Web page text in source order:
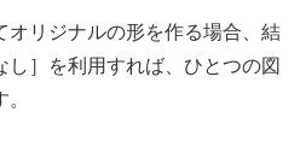
オリジナルの形を作る場合、結
］を利用すれば、ひとつの図